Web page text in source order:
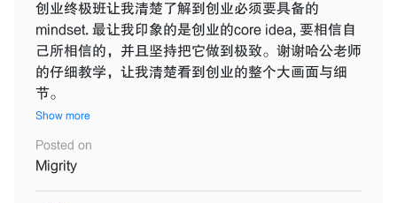
创业终极班让我清楚了解到创业必须要具备的
mindset. 最让我印象的是创业的core idea, 要相信自
己所相信的，并且坚持把它做到极致。谢谢哈公老师
的仔细教学，让我清楚看到创业的整个大画面与细
节。
Show more
Posted on
Migrity